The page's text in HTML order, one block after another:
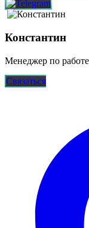
Константин
Менеджер по
Связаться